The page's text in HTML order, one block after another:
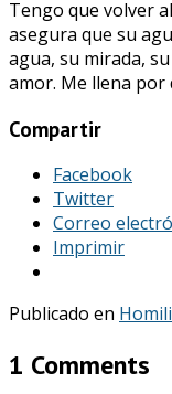
Tengo que volver
asegura que su
agua, su mirada,
amor. Me llena por
Compartir
Facebook
Twitter
Correo
Imprimir
Publicado en
1 Comments